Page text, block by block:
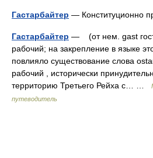
Гастарбайтер — Конституционно
Гастарбайтер — (от нем. gast
рабочий; на закрепление в языке
повлияло существование слова
рабочий , исторически
территорию Третьего Рейха с… …
путеводитель